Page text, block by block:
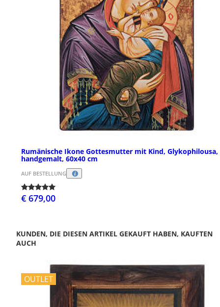
Rumänische Ikone Gottesmutter mit Kind, Glykophilousa,
handgemalt, 60x40 cm
AUF BESTELLUNG
€ 679,00
KUNDEN, DIE DIESEN ARTIKEL GEKAUFT HABEN, KAUFTEN
AUCH
OUTLET